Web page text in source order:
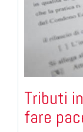
Tributi
fare